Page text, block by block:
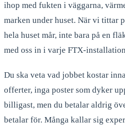
ihop med fukten i väggarna,
marken under huset. När vi tittar
hela huset mår, inte bara på en
med oss in i varje FTX-
Du ska veta vad jobbet kostar
offerter, inga poster som dyker
billigast, men du betalar aldrig
betalar för. Många kallar sig